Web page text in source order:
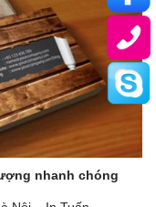
nhanh chóng